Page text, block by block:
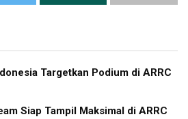
Targetkan Podium di ARRC
Siap Tampil Maksimal di ARRC